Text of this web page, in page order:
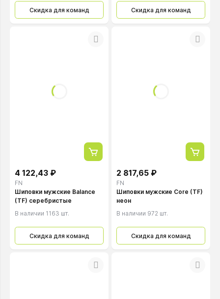
Скидка для команд Скидка для команд
FN
4 122,43 ₽
Шиповки мужские Balance
(TF) серебристые
В наличии 1163 шт.
Скидка для команд
FN
2 817,65 ₽
Шиповки мужские Core (TF)
неон
В наличии 972 шт.
Скидка для команд